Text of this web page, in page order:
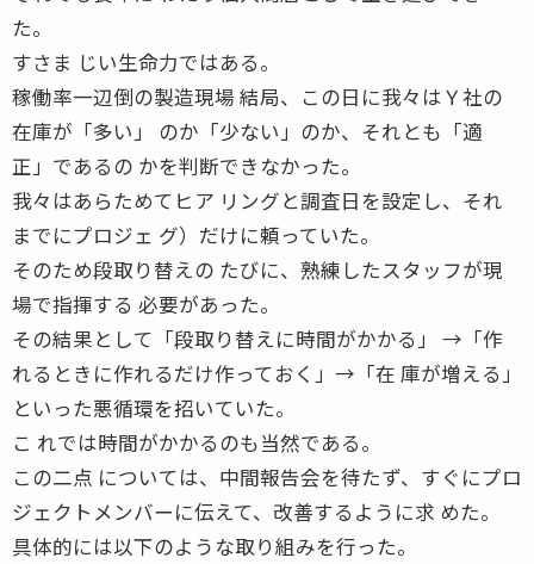
た。
すさま じい生命力ではある。
稼働率一辺倒の製造現場 結局、この日に我々はＹ社の
在庫が「多い」 のか「少ない」のか、それとも「適
正」であるの かを判断できなかった。
我々はあらためてヒア リングと調査日を設定し、それ
までにプロジェ グ）だけに頼っていた。
そのため段取り替えの たびに、熟練したスタッフが現
場で指揮する 必要があった。
その結果として「段取り替えに時間がかかる」 →「作
れるときに作れるだけ作っておく」→「在 庫が増える」
といった悪循環を招いていた。
こ れでは時間がかかるのも当然である。
この二点 については、中間報告会を待たず、すぐにプロ
ジェクトメンバーに伝えて、改善するように求 めた。
具体的には以下のような取り組みを行った。